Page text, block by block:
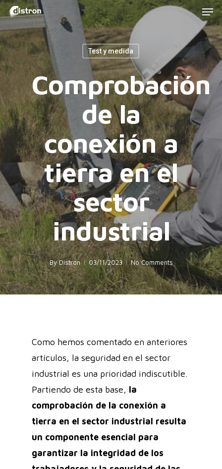
Skip
main
content
Test y medida
Comprobación
de la
conexión a
tierra en el
sector
industrial
By Distron 03/11/2023 No Comments
Como hemos comentado en anteriores
artículos, la seguridad en el sector
industrial es una prioridad indiscutible.
Partiendo de esta base, la
comprobación de la conexión a
tierra en el sector industrial resulta
un componente esencial para
garantizar la integridad de los